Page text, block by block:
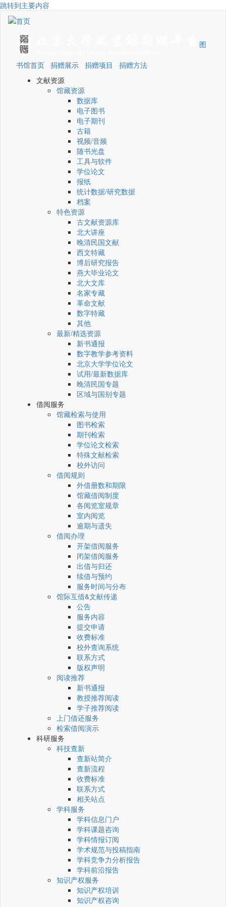
跳转到主要内容
图
书馆首页 捐赠展示 捐赠项目
捐赠方法
文献资源
馆藏资源
数据库
电子图书
电子期刊
古籍
视频/音频
随书光盘
工具与软件
学位论文
报纸
统计数据/研究数据
档案
特色资源
古文献资源库
北大讲座
晚清民国文献
西文特藏
博后研究报告
燕大毕业论文
北大文库
名家专藏
革命文献
数字特藏
其他
最新/精选资源
新书通报
数字教学参考资料
北京大学学位论文
试用/最新数据库
晚清民国专题
区域与国别专题
借阅服务
馆藏检索与使用
图书检索
期刊检索
学位论文检索
特殊文献检索
校外访问
借阅规则
外借册数和期限
馆藏借阅制度
各阅览室规章
室内阅览
逾期与遗失
借阅办理
开架借阅服务
闭架借阅服务
出借与归还
续借与预约
服务时间与分布
馆际互借&文献传递
公告
服务内容
提交申请
收费标准
校外查询系统
联系方式
版权声明
阅读推荐
新书通报
教授推荐阅读
学子推荐阅读
上门借还服务
检索借阅演示
科研服务
科技查新
查新站简介
查新流程
收费标准
联系方式
相关站点
学科服务
学科信息门户
学科课题咨询
学科情报订阅
学术规范与投稿指南
学科竞争力分析报告
学科前沿报告
知识产权服务
知识产权培训
知识产权咨询